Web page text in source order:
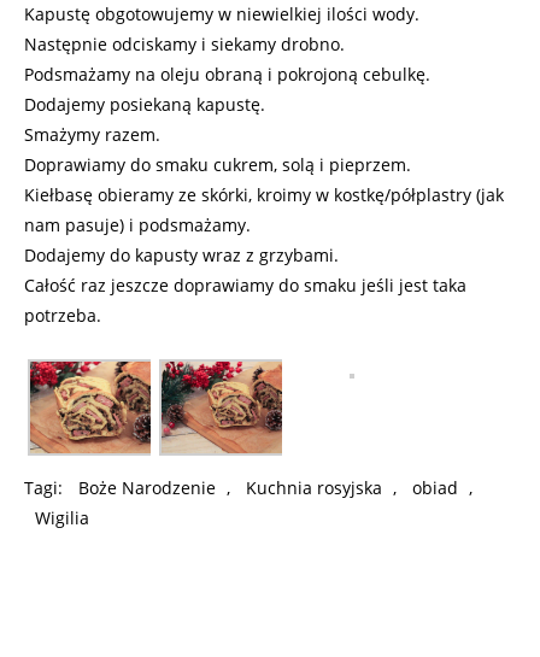
Kapustę obgotowujemy w niewielkiej ilości wody.
Następnie odciskamy i siekamy drobno.
Podsmażamy na oleju obraną i pokrojoną cebulkę.
Dodajemy posiekaną kapustę.
Smażymy razem.
Doprawiamy do smaku cukrem, solą i pieprzem.
Kiełbasę obieramy ze skórki, kroimy w kostkę/półplastry (jak
nam pasuje) i podsmażamy.
Dodajemy do kapusty wraz z grzybami.
Całość raz jeszcze doprawiamy do smaku jeśli jest taka
potrzeba.
Tagi: Boże Narodzenie , Kuchnia rosyjska , obiad ,
Wigilia